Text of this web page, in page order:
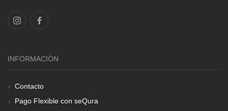
INFORMACIÓN
Contacto
Pago Flexible con seQura